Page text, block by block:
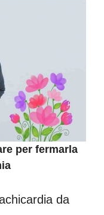
per fermarla
da